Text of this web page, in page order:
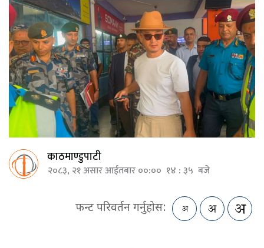
काठमाण्डुपाटी
२०८३, २१ असार आईतबार ००:०० १४ : ३५ बजे
फन्ट परिवर्तन गर्नुहोस: